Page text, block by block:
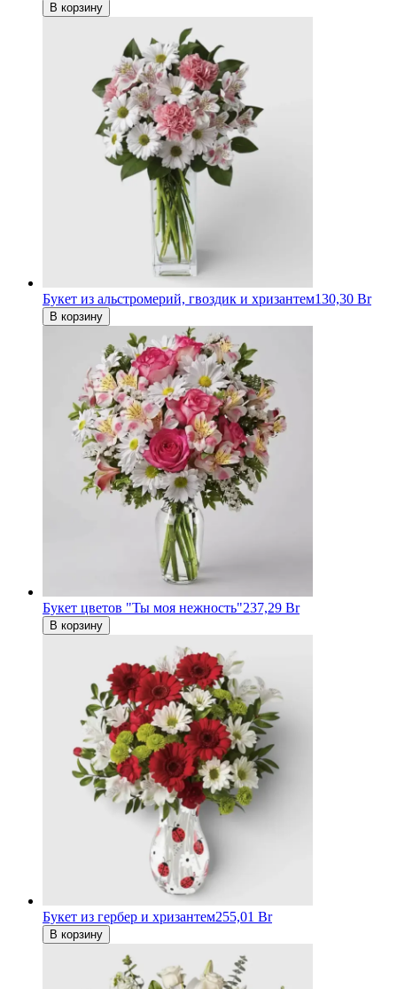
В корзину
Букет из альстромерий, гвоздик и хризантем130,30 Br
В корзину
Букет цветов "Ты моя нежность"237,29 Br
В корзину
Букет из гербер и хризантем255,01 Br
В корзину